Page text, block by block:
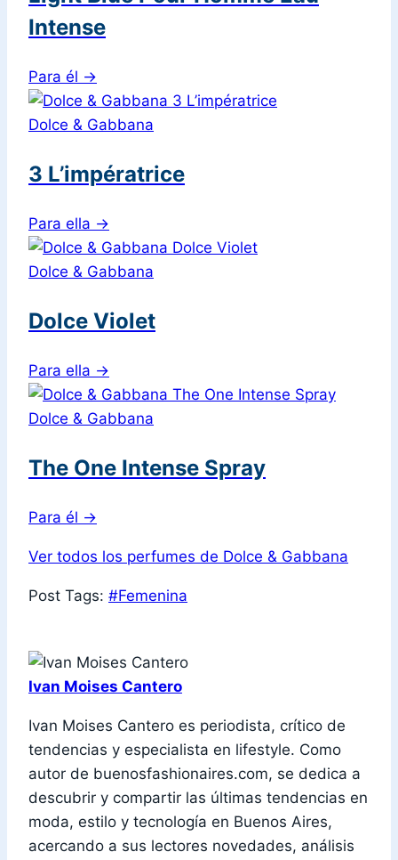
Intense
Para él →
Dolce & Gabbana
3 L’impératrice
Para ella →
Dolce & Gabbana
Dolce Violet
Para ella →
Dolce & Gabbana
The One Intense Spray
Para él →
Ver todos los perfumes de Dolce & Gabbana
Post Tags: #Femenina
Ivan Moises Cantero
Ivan Moises Cantero es periodista, crítico de
tendencias y especialista en lifestyle. Como
autor de buenosfashionaires.com, se dedica a
descubrir y compartir las últimas tendencias en
moda, estilo y tecnología en Buenos Aires,
acercando a sus lectores novedades, análisis